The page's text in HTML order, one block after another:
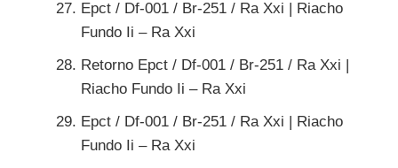
Epct / Df-001 / Br-251 / Ra Xxi | Riacho
Fundo Ii – Ra Xxi
Retorno Epct / Df-001 / Br-251 / Ra Xxi |
Riacho Fundo Ii – Ra Xxi
Epct / Df-001 / Br-251 / Ra Xxi | Riacho
Fundo Ii – Ra Xxi